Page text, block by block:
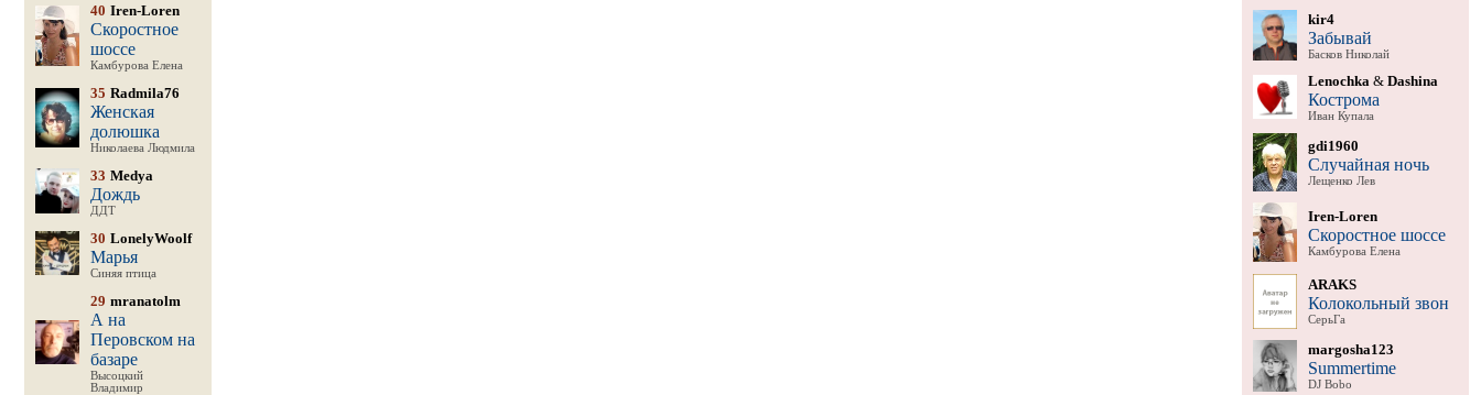
40 Iren-Loren
Скоростное
шоссе
Камбурова Елена
35 Radmila76
Женская
долюшка
Николаева Людмила
33 Medya
Дождь
ДДТ
30 LonelyWoolf
Марья
Синяя птица
29 mranatolm
А на
Перовском на
базаре
Высоцкий
Владимир
kir4
Забывай
Басков Николай
Lenochka & Dashina
Кострома
Иван Купала
gdi1960
Случайная ночь
Лещенко Лев
Iren-Loren
Скоростное шоссе
Камбурова Елена
ARAKS
Колокольный звон
СерьГа
margosha123
Summertime
DJ Bobo